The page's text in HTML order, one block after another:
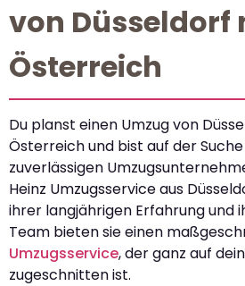
von Düsseldorf
Österreich
Du planst einen Umzug von
Österreich und bist auf der
zuverlässigen
Heinz Umzugsservice aus
ihrer langjährigen Erfahrung und
Team bieten sie einen
Umzugsservice, der ganz auf
zugeschnitten ist.